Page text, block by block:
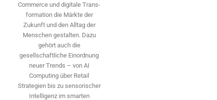
Commerce und digitale Trans­
formation die Märkte der
Zukunft und den Alltag der
Menschen gestalten. Dazu
gehört auch die
gesellschaftliche Einordnung
neuer Trends – von AI
Computing über Retail
Strategien bis zu sensorischer
Intelligenz im smarten